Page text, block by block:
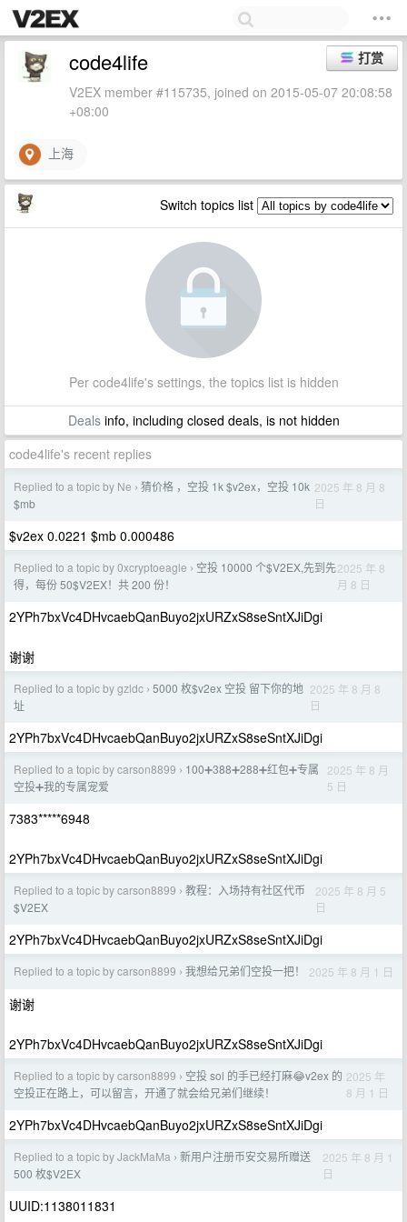
打赏
code4life
V2EX member #115735, joined on 2015-05-07 20:08:58
+08:00
上海
Switch topics list
Per code4life's settings, the topics list is hidden
Dealsinfo, including closed deals, is not hidden
code4life's recent replies
Replied to a topic by Ne › 猜价格 ，空投 1k $v2ex，空投 10k
$mb
2025 年 8 月 8
日
$v2ex 0.0221 $mb 0.000486
Replied to a topic by 0xcryptoeagle › 空投 10000 个$V2EX,先到先
得，每份 50$V2EX！共 200 份！
2025 年 8
月 8 日
2YPh7bxVc4DHvcaebQanBuyo2jxURZxS8seSntXJiDgi
谢谢
Replied to a topic by gzldc › 5000 枚$v2ex 空投 留下你的地
址
2025 年 8 月 8
日
2YPh7bxVc4DHvcaebQanBuyo2jxURZxS8seSntXJiDgi
Replied to a topic by carson8899 › 100➕388➕288➕红包➕专属
空投➕我的专属宠爱
2025 年 8 月
5 日
7383*****6948
2YPh7bxVc4DHvcaebQanBuyo2jxURZxS8seSntXJiDgi
Replied to a topic by carson8899 › 教程：入场持有社区代币
$V2EX
2025 年 8 月 5
日
2YPh7bxVc4DHvcaebQanBuyo2jxURZxS8seSntXJiDgi
Replied to a topic by carson8899 › 我想给兄弟们空投一把！ 2025 年 8 月 1 日
谢谢
2YPh7bxVc4DHvcaebQanBuyo2jxURZxS8seSntXJiDgi
Replied to a topic by carson8899 › 空投 sol 的手已经打麻😂v2ex 的
空投正在路上，可以留言，开通了就会给兄弟们继续！
2025 年
8 月 1 日
2YPh7bxVc4DHvcaebQanBuyo2jxURZxS8seSntXJiDgi
Replied to a topic by JackMaMa › 新用户注册币安交易所赠送
500 枚$V2EX
2025 年 8 月 1
日
UUID:1138011831